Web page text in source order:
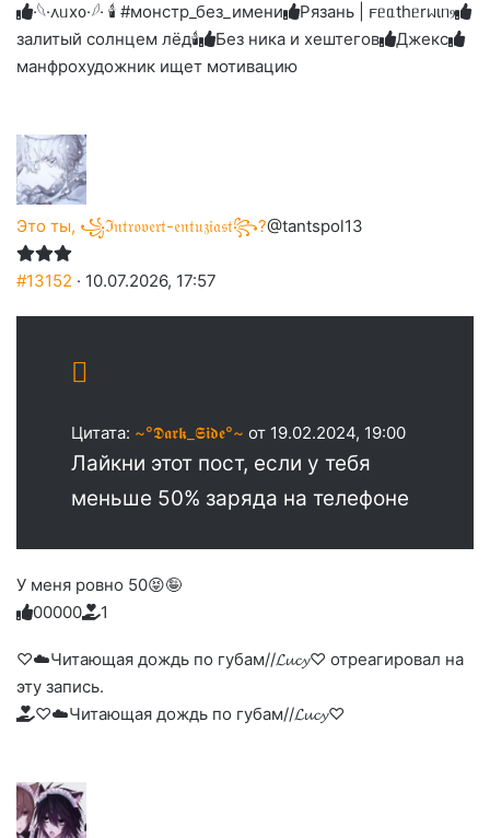
слез
·𓆩·᧘ᥙх᧐·𓆪· 🕯 #монстр_без_имени
Рязань | 𐔥ᥱᥲthᥱrᥕιᥒⳋ
залитый солнцем лёд🕯
Без ника и хештегов
Джекс
манфрохудожник ищет мотивацию
Это ты, ꧁ℑ𝔫𝔱𝔯𝔬𝔳𝔢𝔯𝔱-𝔢𝔫𝔱𝔲𝔷𝔦𝔞𝔰𝔱꧂?@tantspol13
#13152 · 10.07.2026, 17:57
Цитата: ~°𝕯𝖆𝖗𝖐_𝕾𝖎𝖉𝖊°~ от 19.02.2024, 19:00
Лайкни этот пост, если у тебя
меньше 50% заряда на телефоне
У меня ровно 50😝🤪
Голосуйте
вверх.
0
Нажмите
реакцию:
улыбаюсь
0
Нажмите
реакцию:
до
слез
0
Нажмите
реакцию:
0
Нажмите
реакцию:
плачу
0
Нажмите
благодарю
1
♡☁️Читающая дождь по губам//𝓛𝓾𝓬𝔂♡ отреагировал на
эту запись.
♡☁️Читающая дождь по губам//𝓛𝓾𝓬𝔂♡